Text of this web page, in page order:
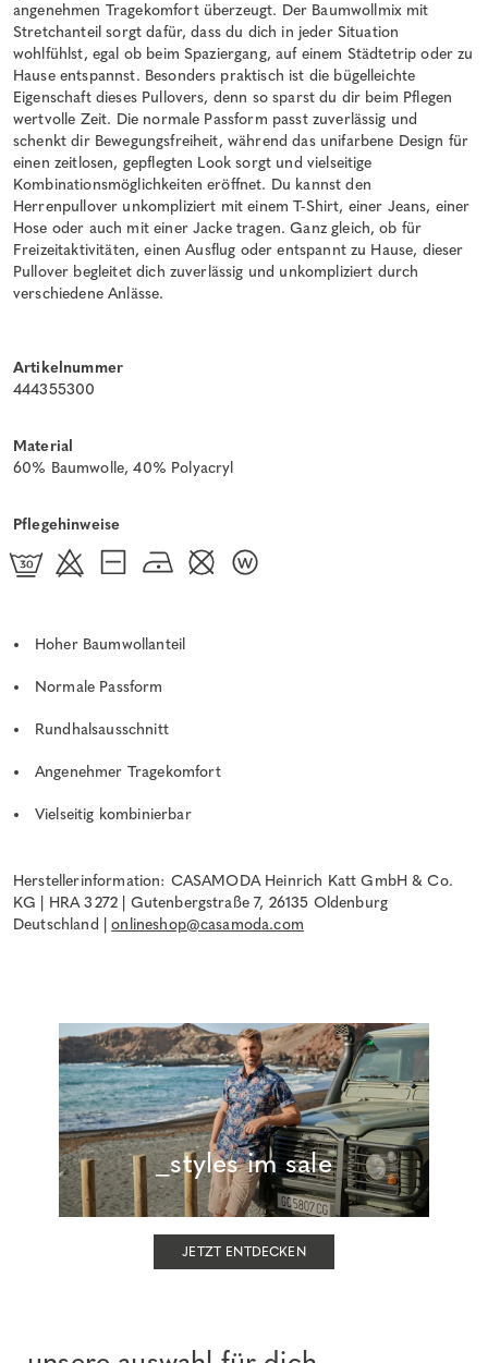
angenehmen Tragekomfort überzeugt. Der Baumwollmix mit
Stretchanteil sorgt dafür, dass du dich in jeder Situation
wohlfühlst, egal ob beim Spaziergang, auf einem Städtetrip oder zu
Hause entspannst. Besonders praktisch ist die bügelleichte
Eigenschaft dieses Pullovers, denn so sparst du dir beim Pflegen
wertvolle Zeit. Die normale Passform passt zuverlässig und
schenkt dir Bewegungsfreiheit, während das unifarbene Design für
einen zeitlosen, gepflegten Look sorgt und vielseitige
Kombinationsmöglichkeiten eröffnet. Du kannst den
Herrenpullover unkompliziert mit einem T-Shirt, einer Jeans, einer
Hose oder auch mit einer Jacke tragen. Ganz gleich, ob für
Freizeitaktivitäten, einen Ausflug oder entspannt zu Hause, dieser
Pullover begleitet dich zuverlässig und unkompliziert durch
verschiedene Anlässe.
Artikelnummer
444355300
Material
60% Baumwolle, 40% Polyacryl
Pflegehinweise
Hoher Baumwollanteil
Normale Passform
Rundhalsausschnitt
Angenehmer Tragekomfort
Vielseitig kombinierbar
Herstellerinformation: CASAMODA Heinrich Katt GmbH & Co.
KG | HRA 3272 | Gutenbergstraße 7, 26135 Oldenburg
Deutschland |onlineshop@casamoda.com
_styles im sale
JETZT ENTDECKEN